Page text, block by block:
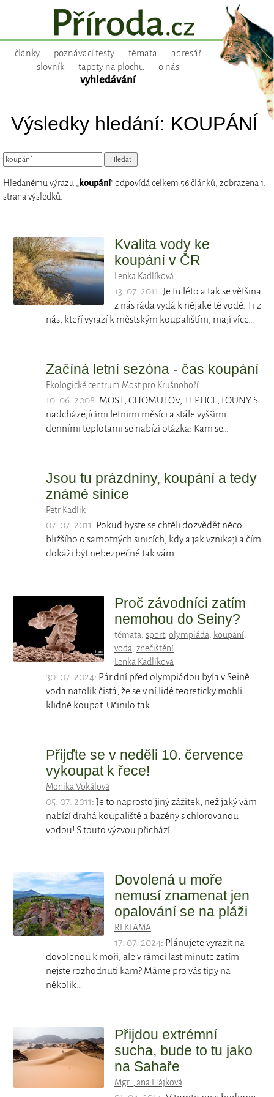
články poznávací testy témata
adresář
slovník
tapety na plochu o nás
vyhledávání
Výsledky hledání: KOUPÁNÍ
Hledanému výrazu „koupání“ odpovídá celkem 56 článků, zobrazena 1.
strana výsledků:
Kvalita vody ke
koupání v ČR
Lenka Kadlíková
13. 07. 2011: Je tu léto a tak se většina
z nás ráda vydá k nějaké té vodě. Ti z
nás, kteří vyrazí k městským koupalištím, mají více…
Začíná letní sezóna - čas koupání
Ekologické centrum Most pro Krušnohoří
10. 06. 2008: MOST, CHOMUTOV, TEPLICE, LOUNY S
nadcházejícími letními měsíci a stále vyššími
denními teplotami se nabízí otázka: Kam se…
Jsou tu prázdniny, koupání a tedy
známé sinice
Petr Kadlík
07. 07. 2011: Pokud byste se chtěli dozvědět něco
bližšího o samotných sinicích, kdy a jak vznikají a čím
dokáží být nebezpečné tak vám…
Proč závodníci zatím
nemohou do Seiny?
témata: sport, olympiáda, koupání,
voda, znečištění
Lenka Kadlíková
30. 07. 2024: Pár dní před olympiádou byla v Seině
voda natolik čistá, že se v ní lidé teoreticky mohli
klidně koupat. Učinilo tak…
Přijďte se v neděli 10. července
vykoupat k řece!
Monika Vokálová
05. 07. 2011: Je to naprosto jiný zážitek, než jaký vám
nabízí drahá koupaliště a bazény s chlorovanou
vodou! S touto výzvou přichází…
Dovolená u moře
nemusí znamenat jen
opalování se na pláži
REKLAMA
17. 07. 2024: Plánujete vyrazit na
dovolenou k moři, ale v rámci last minute zatím
nejste rozhodnuti kam? Máme pro vás tipy na
několik…
Přijdou extrémní
sucha, bude to tu jako
na Sahaře
Mgr. Jana Hájková